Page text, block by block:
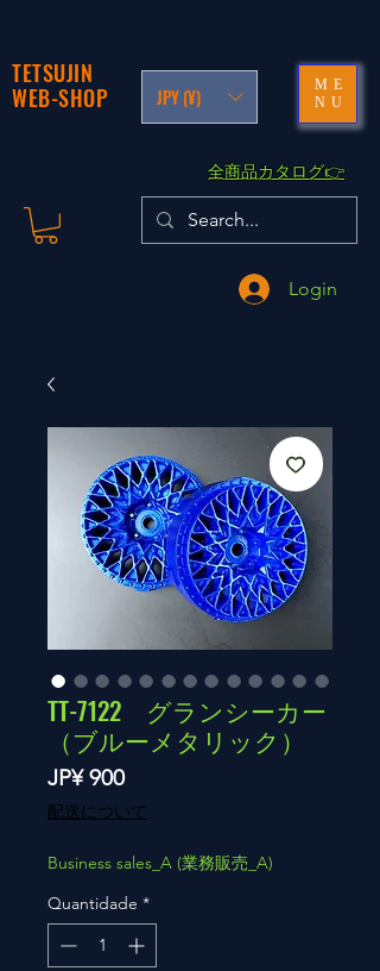
TETSUJIN
WEB-SHOP
JPY (¥)
ME
NU
​全商品カタログ👉
Login
TT-7122 グランシーカー
（ブルーメタリック）
JP¥ 900Preço
配送について
Business sales_A (業務販売_A)
Quantidade *